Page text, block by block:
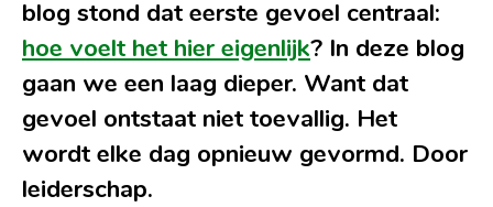
blog stond dat eerste gevoel centraal:
hoe voelt het hier eigenlijk? In deze blog
gaan we een laag dieper. Want dat
gevoel ontstaat niet toevallig. Het
wordt elke dag opnieuw gevormd. Door
leiderschap.